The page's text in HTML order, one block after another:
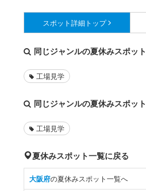
スポット詳細 トップ
同じジャンルの夏休みスポッ
工場見学
同じジャンルの夏休みスポッ
工場見学
夏休みスポット一覧に戻る
大阪府の夏休みスポット一覧へ